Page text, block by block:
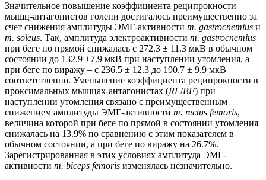
Значительное повышение коэффициента реципрокности
мышц-антагонистов голени достигалось преимущественно за
счет снижения амплитуды ЭМГ-активности m. gastrocnemius и
m. soleus. Так, амплитуда электроактивности m. gastrocnemius
при беге по прямой снижалась с 272.3 ± 11.3 мкВ в обычном
состоянии до 132.9 ±7.9 мкВ при наступлении утомления, а
при беге по виражу – с 236.5 ± 12.3 до 190.7 ± 9.9 мкВ
соответственно. Уменьшение коэффициента реципрокности в
проксимальных мышцах-антагонистах (RF/BF) при
наступлении утомления связано с преимущественным
снижением амплитуды ЭМГ-активности m. rectus femoris,
величина которой при беге по прямой в состоянии утомления
снижалась на 13.9% по сравнению с этим показателем в
обычном состоянии, а при беге по виражу на 26.7%.
Зарегистрированная в этих условиях амплитуда ЭМГ-
активности m. biceps femoris изменялась незначительно.